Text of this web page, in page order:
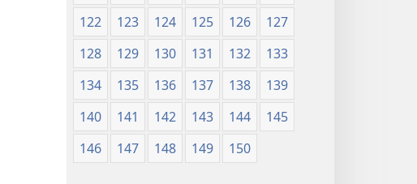
122
123 124 125 126
127
128
129 130 131 132
133
134
135 136 137 138
139
140
141 142 143 144
145
146
147 148 149 150